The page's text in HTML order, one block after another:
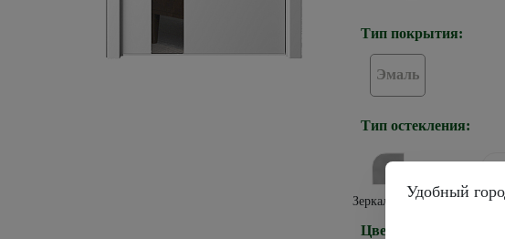
Тип покрытия:
Эмаль
Тип остекления:
Зеркало грей Стекло
Цвет кромки:
Удобный